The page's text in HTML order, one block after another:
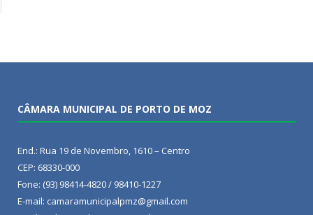
CÂMARA MUNICIPAL DE PORTO DE MOZ
End.: Rua 19 de Novembro, 1610 – Centro
CEP: 68330-000
Fone: (93) 98414-4820 / 98410-1227
E-mail: camaramunicipalpmz@gmail.com